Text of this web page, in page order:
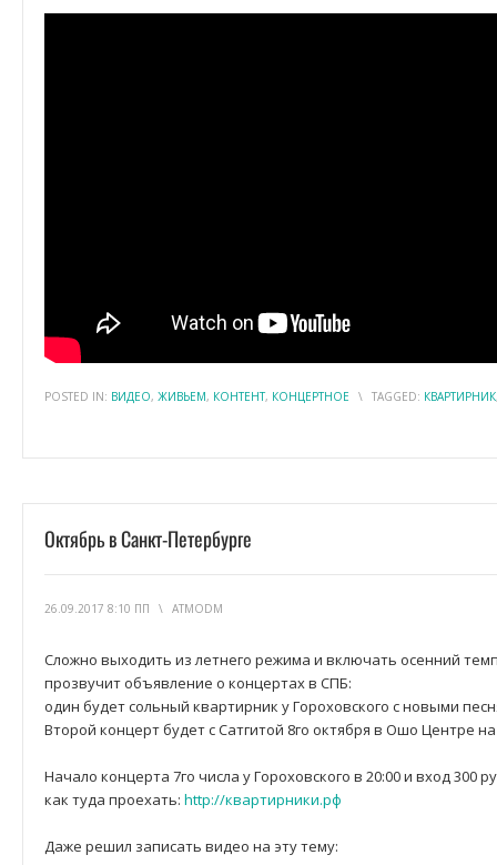
POSTED IN: ВИДЕО, ЖИВЬЕМ, КОНТЕНТ, КОНЦЕРТНОЕ \ TAGGED: КВАРТИРНИК
Октябрь в Санкт-Петербурге
26.09.2017 8:10 ПП \ ATMODM
Сложно выходить из летнего режима и включать осенний
прозвучит объявление о концертах в СПБ:
один будет сольный квартирник у Гороховского с новыми
Второй концерт будет с Сатгитой 8го октября в Ошо Центре
Начало концерта 7го числа у Гороховского в 20:00 и вход 300
как туда проехать: http://квартирники.рф
Даже решил записать видео на эту тему: